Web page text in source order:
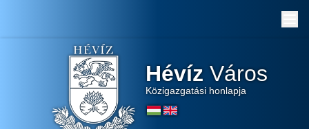
Hévíz Város
Közigazgatási honlapja